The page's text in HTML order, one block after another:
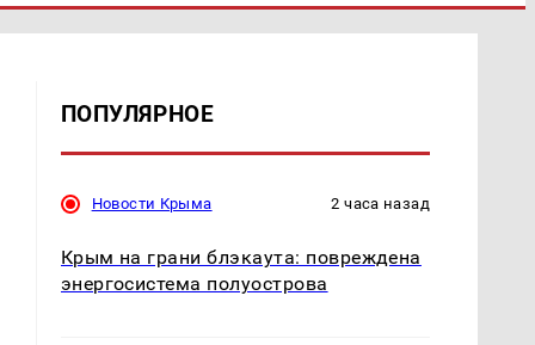
ПОПУЛЯРНОЕ
Новости Крыма 2 часа назад
Крым на грани блэкаута: повреждена
энергосистема полуострова